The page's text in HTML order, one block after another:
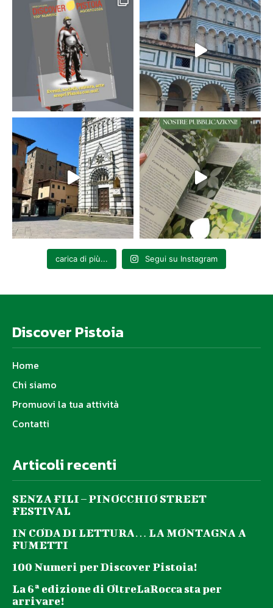
carica di più... Segui su Instagram
Discover Pistoia
Home
Chi siamo
Promuovi la tua attività
Contatti
Articoli recenti
SENZA FILI – PINOCCHIO STREET
FESTIVAL
IN CODA DI LETTURA… LA MONTAGNA A
FUMETTI
100 Numeri per Discover Pistoia!
La 6ª edizione di OltreLaRocca sta per
arrivare!